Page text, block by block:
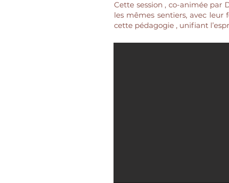
Cette session , co-animée par
les mêmes sentiers, avec
cette pédagogie , unifiant